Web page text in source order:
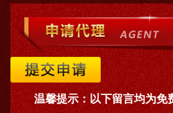
温馨提示： 以下留言均为免